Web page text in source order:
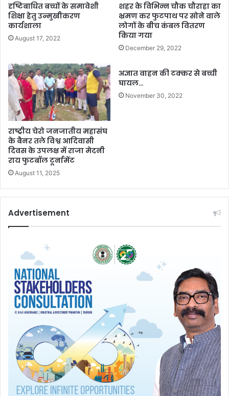
दृष्टिबाधित बच्चों के समावेशी
शिक्षा हेतु उन्मुखीकरण
कार्यशाला
August 17, 2022
शहर के विभिन्न चौक चौराहा का
भ्रमण कर फुटपाथ पर सोने वाले
लोगों के बीच कंबल वितरण
किया गया
December 29, 2022
राष्ट्रीय चेरो जनजातीय महासंघ
के बैनर तले विश्व आदिवासी
दिवस के उपलक्ष में राजा मेदनी
राय फुटबॉल टूर्नामेंट
August 11, 2025
अज्ञात वाहन की टक्कर से बच्ची
घायल…
November 30, 2022
Advertisement